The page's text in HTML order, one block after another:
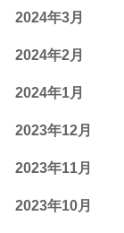
2024年3月
2024年2月
2024年1月
2023年12月
2023年11月
2023年10月